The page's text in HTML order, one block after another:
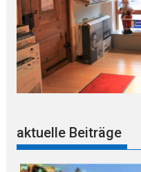
aktuelle Beiträge